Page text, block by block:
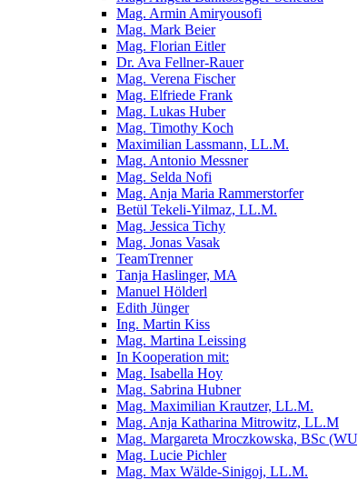
Mag. Armin Amiryousofi
Mag. Mark Beier
Mag. Florian Eitler
Dr. Ava Fellner-Rauer
Mag. Verena Fischer
Mag. Elfriede Frank
Mag. Lukas Huber
Mag. Timothy Koch
Maximilian Lassmann, LL.M.
Mag. Antonio Messner
Mag. Selda Nofi
Mag. Anja Maria Rammerstorfer
Betül Tekeli-Yilmaz, LL.M.
Mag. Jessica Tichy
Mag. Jonas Vasak
TeamTrenner
Tanja Haslinger, MA
Manuel Hölderl
Edith Jünger
Ing. Martin Kiss
Mag. Martina Leissing
In Kooperation mit:
Mag. Isabella Hoy
Mag. Sabrina Hubner
Mag. Maximilian Krautzer, LL.M.
Mag. Anja Katharina Mitrowitz, LL.M
Mag. Margareta Mroczkowska, BSc
Mag. Lucie Pichler
Mag. Max Wälde-Sinigoj, LL.M.